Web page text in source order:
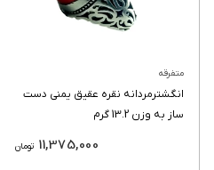
متفرقه
انگشترمردانه نقره عقیق یمنی دست
ساز به وزن 13.2 گرم
تومان 11,375,000